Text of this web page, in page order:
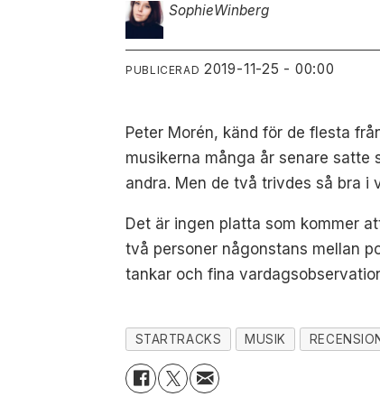
SophieWinberg
PUBLICERAD 2019-11-25 - 00:00
Peter Morén, känd för de flesta
musikerna många år senare
andra. Men de två trivdes så bra i
Det är ingen platta som kommer
två personer någonstans mellan
tankar och fina
STARTRACKS MUSIK